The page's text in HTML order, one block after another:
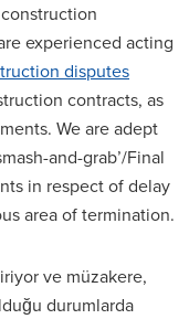
experienced acting
disputes
contracts, as
We are adept
and-grab’/Final
in respect of delay
area of termination.
ve müzakere,
durumlarda